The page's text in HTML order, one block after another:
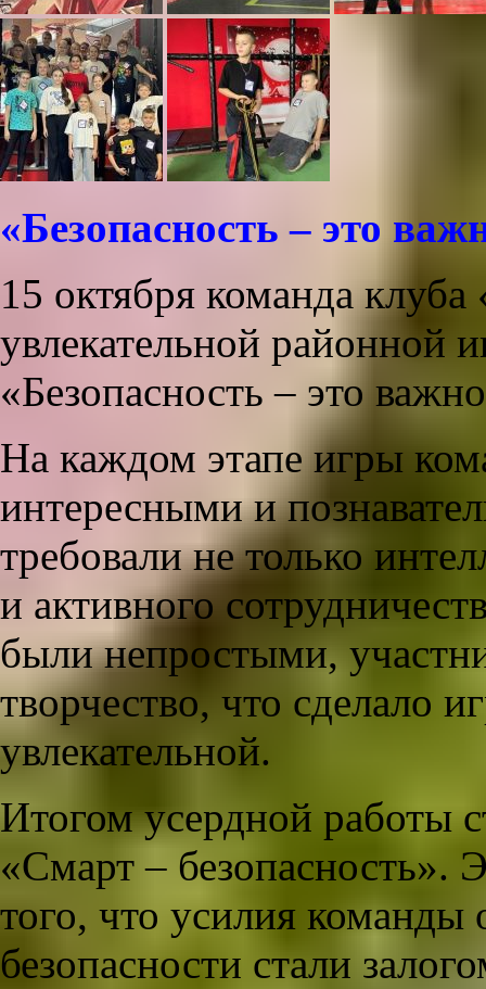
«Безопасность – это
15 октября команда
увлекательной районной
«Безопасность – это
На каждом этапе игры
интересными и
требовали не только
и активного
были непростыми,
творчество, что сделало
увлекательной.
Итогом усердной работы
«Смарт – безопасность».
того, что усилия команды
безопасности стали